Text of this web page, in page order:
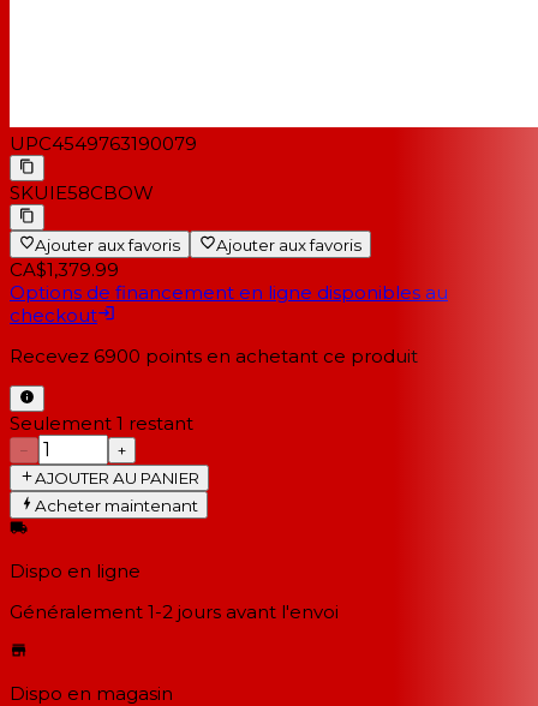
UPC4549763190079
SKUIE58CBOW
Ajouter aux favoris Ajouter aux favoris
CA$1,379.99
Options de financement en ligne disponibles au
checkout
Recevez 6900 points en achetant ce produit
Seulement 1 restant
−
+
AJOUTER AU PANIER
Acheter maintenant
Dispo en ligne
Généralement 1-2 jours avant l'envoi
Dispo en magasin